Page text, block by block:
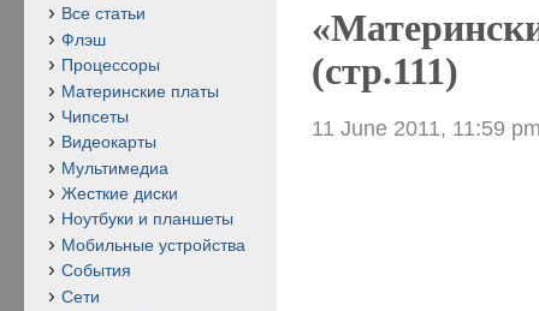
(стр.111)
11 June 2011, 11:59
Все статьи
Флэш
Процессоры
Материнские платы
Чипсеты
Видеокарты
Мультимедиа
Жесткие диски
Ноутбуки и планшеты
Мобильные устройства
События
Сети